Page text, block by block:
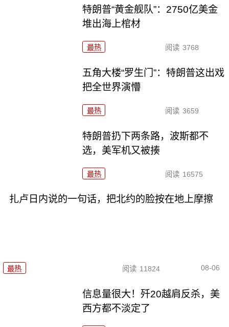
特朗普“黄金舰队”：2750亿美金
堆出海上棺材
最热 阅读 3768
五角大楼“罗生门”：特朗普这出戏
把全世界演懵
最热 阅读 3659
特朗普扔下两条路，波斯都不
选，美军机又被揍
最热 阅读 16575
扎卢日内说的一句话，把北约的脸按在地上摩擦
最热 阅读 11824 08-06
信息量很大！歼20越肩反杀，美
西方都不淡定了